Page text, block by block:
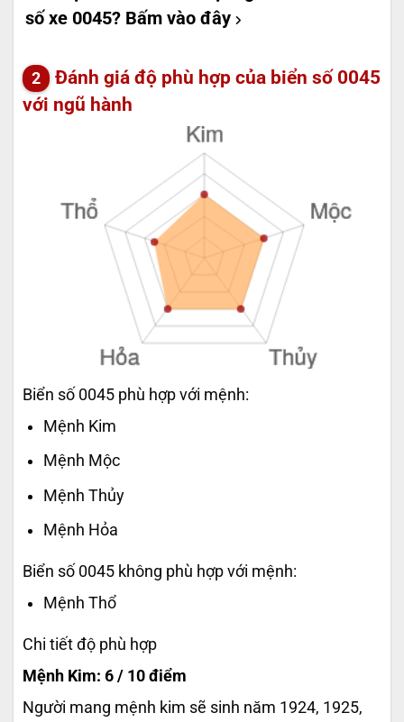
số xe 0045? Bấm vào đây
Đánh giá độ phù hợp của biển số 0045
với ngũ hành
Biển số 0045 phù hợp với mệnh:
Mệnh Kim
Mệnh Mộc
Mệnh Thủy
Mệnh Hỏa
Biển số 0045 không phù hợp với mệnh:
Mệnh Thổ
Chi tiết độ phù hợp
Mệnh Kim: 6 / 10 điểm
Người mang mệnh kim sẽ sinh năm 1924, 1925,